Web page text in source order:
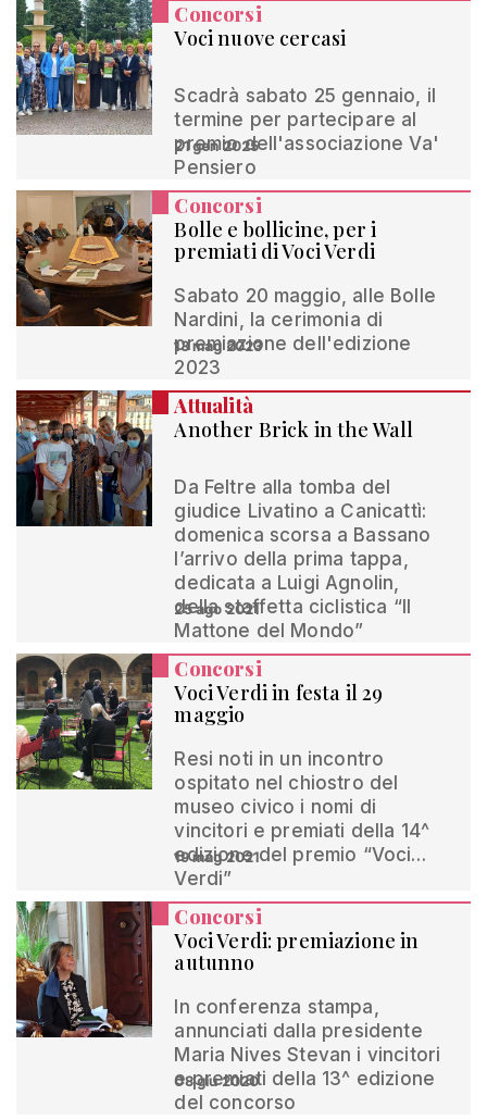
Concorsi
Voci nuove cercasi
Scadrà sabato 25 gennaio, il
termine per partecipare al
premio dell'associazione Va'
Pensiero
21 gen 2025
Concorsi
Bolle e bollicine, per i
premiati di Voci Verdi
Sabato 20 maggio, alle Bolle
Nardini, la cerimonia di
premiazione dell'edizione
2023
13 mag 2023
Attualità
Another Brick in the Wall
Da Feltre alla tomba del
giudice Livatino a Canicattì:
domenica scorsa a Bassano
l’arrivo della prima tappa,
dedicata a Luigi Agnolin,
della staffetta ciclistica “Il
Mattone del Mondo”
25 ago 2021
Concorsi
Voci Verdi in festa il 29
maggio
Resi noti in un incontro
ospitato nel chiostro del
museo civico i nomi di
vincitori e premiati della 14^
edizione del premio “Voci…
Verdi”
19 mag 2021
Concorsi
Voci Verdi: premiazione in
autunno
In conferenza stampa,
annunciati dalla presidente
Maria Nives Stevan i vincitori
e premiati della 13^ edizione
del concorso
08 giu 2020